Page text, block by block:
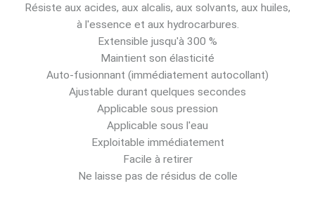
Résiste aux acides, aux alcalis, aux solvants, aux huiles,
à l'essence et aux hydrocarbures.
Extensible jusqu'à 300 %
Maintient son élasticité
Auto-fusionnant (immédiatement autocollant)
Ajustable durant quelques secondes
Applicable sous pression
Applicable sous l'eau
Exploitable immédiatement
Facile à retirer
Ne laisse pas de résidus de colle